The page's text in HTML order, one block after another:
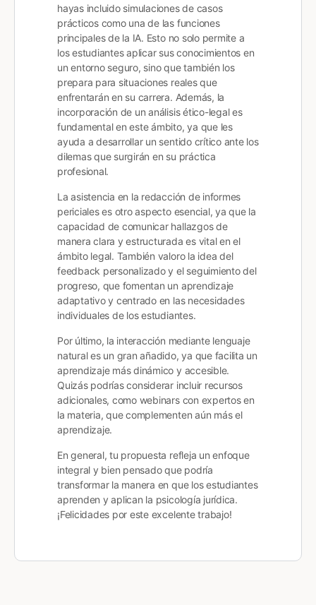
hayas incluido simulaciones de casos
prácticos como una de las funciones
principales de la IA. Esto no solo permite a
los estudiantes aplicar sus conocimientos en
un entorno seguro, sino que también los
prepara para situaciones reales que
enfrentarán en su carrera. Además, la
incorporación de un análisis ético-legal es
fundamental en este ámbito, ya que les
ayuda a desarrollar un sentido crítico ante los
dilemas que surgirán en su práctica
profesional.
La asistencia en la redacción de informes
periciales es otro aspecto esencial, ya que la
capacidad de comunicar hallazgos de
manera clara y estructurada es vital en el
ámbito legal. También valoro la idea del
feedback personalizado y el seguimiento del
progreso, que fomentan un aprendizaje
adaptativo y centrado en las necesidades
individuales de los estudiantes.
Por último, la interacción mediante lenguaje
natural es un gran añadido, ya que facilita un
aprendizaje más dinámico y accesible.
Quizás podrías considerar incluir recursos
adicionales, como webinars con expertos en
la materia, que complementen aún más el
aprendizaje.
En general, tu propuesta refleja un enfoque
integral y bien pensado que podría
transformar la manera en que los estudiantes
aprenden y aplican la psicología jurídica.
¡Felicidades por este excelente trabajo!